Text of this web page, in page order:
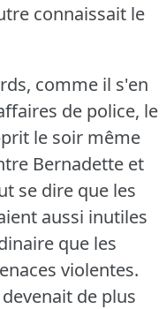
connaissait le
comme il s'en
de police, le
le soir même
Bernadette et
se dire que les
aussi inutiles
que les
violentes.
de plus